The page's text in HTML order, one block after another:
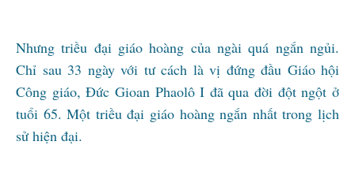
Nhưng triều đại giáo hoàng của ngài quá ngắn ngủi.
Chỉ sau 33 ngày với tư cách là vị đứng đầu Giáo hội
Công giáo, Đức Gioan Phaolô I đã qua đời đột ngột ở
tuổi 65. Một triều đại giáo hoàng ngắn nhất trong lịch
sử hiện đại.